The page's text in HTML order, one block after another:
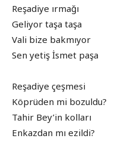
Reşadiye ırmağı
Geliyor taşa taşa
Vali bize bakmıyor
Sen yetiş İsmet paşa
Reşadiye çeşmesi
Köprüden mi bozuldu?
Tahir Bey’in kolları
Enkazdan mı ezildi?